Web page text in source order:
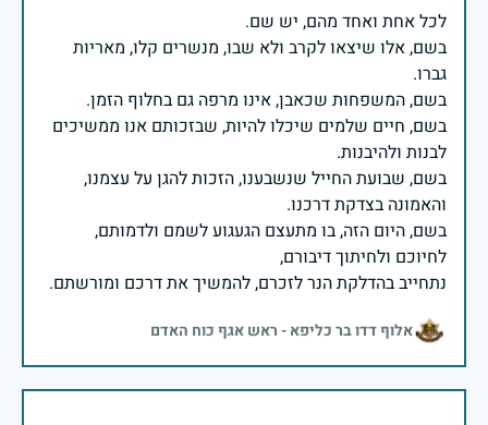
בשם, אלו שיצאו לקרב ולא שבו, מנשרים קלו, מאריות
בשם, חיים שלמים שיכלו להיות, שבזכותם אנו ממשיכים
בשם, שבועת החייל שנשבענו, הזכות להגן על עצמנו,
בשם, היום הזה, בו מתעצם הגעגוע לשמם ולדמותם,
נתחייב בהדלקת הנר לזכרם, להמשיך את דרכם ומורשתם.
אלוף דדו בר כליפא - ראש אגף כוח האדם